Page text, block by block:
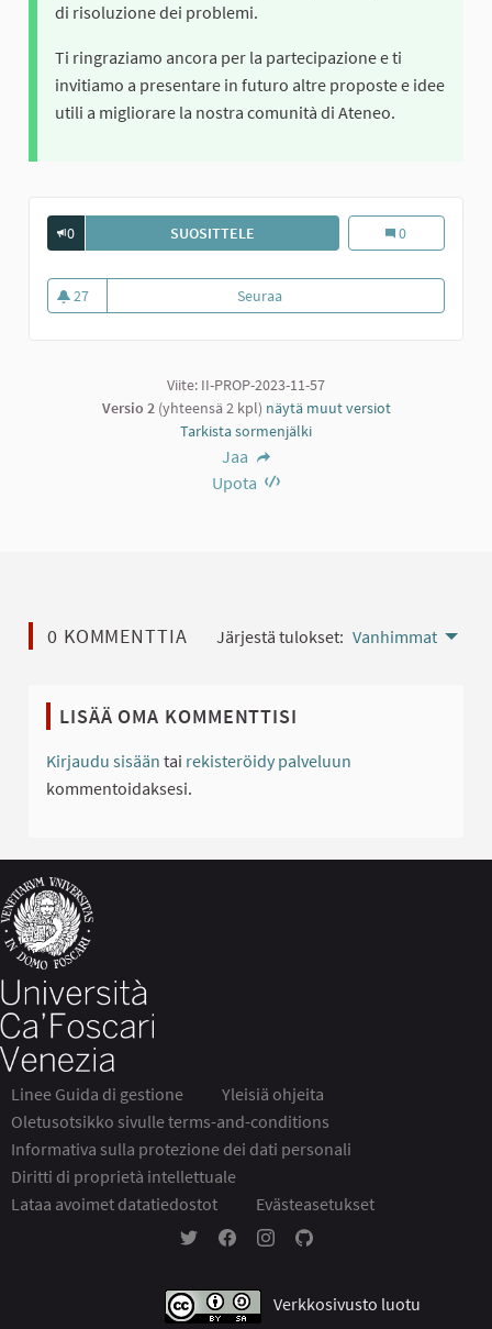
di risoluzione dei problemi.
Ti ringraziamo ancora per la partecipazione e ti
invitiamo a presentare in futuro altre proposte e idee
utili a migliorare la nostra comunità di Ateneo.
0 SUOSITTELE BONIFICA DELL'AULETTA
Bonifica
0
27
27 seuraajaa
SeuraaBonifica dell'auletta studenti in
Viite: II-PROP-2023-11-57
Versio 2(yhteensä 2 kpl) näytä muut versiot
Tarkista sormenjälki
Jaa
Upota
0 KOMMENTTIA Järjestä tulokset: Vanhimmat
LISÄÄ OMA KOMMENTTISI
Kirjaudu sisään tai rekisteröidy palveluun
kommentoidaksesi.
Linee Guida di gestione
Yleisiä ohjeita
Oletusotsikko sivulle terms-and-conditions
Informativa sulla protezione dei dati personali
Diritti di proprietà intellettuale
Lataa avoimet datatiedostot
Evästeasetukset
Partecipa Ca' Foscari Twitterissä
Partecipa Ca' Foscari Facebookissa
Partecipa Ca' Foscari
Partecipa Ca' Foscari
Verkkosivusto luotu